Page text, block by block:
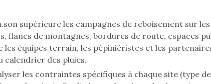
supérieure les campagnes de reboisement sur
flancs de montagnes, bordures de route, espaces
les équipes terrain, les pépiniéristes et les
calendrier des pluies.
les contraintes spécifiques à chaque site (type